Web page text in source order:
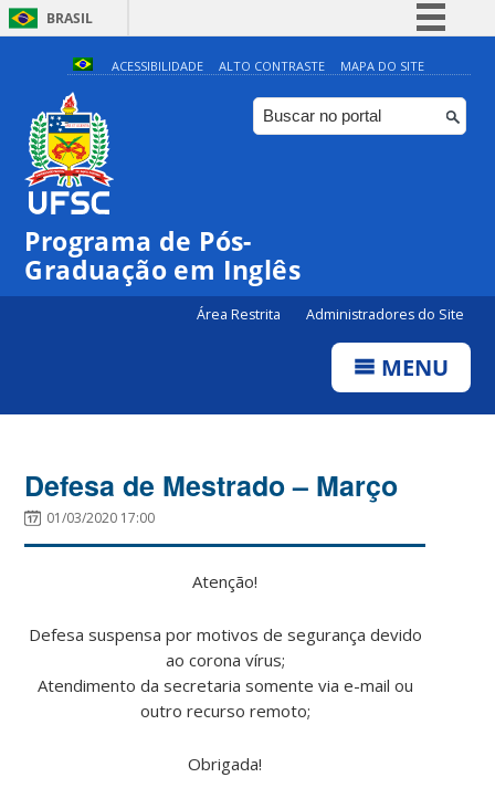
BRASIL
Simplifique!
Comunica BR
Participe
ACESSIBILIDADE ALTO CONTRASTE MAPA DO SITE
Programa de Pós-
Graduação em Inglês
Área Restrita Administradores do Site
MENU
Defesa de Mestrado – Março
01/03/2020 17:00
Atenção!
Defesa suspensa por motivos de segurança devido
ao corona vírus;
Atendimento da secretaria somente via e-mail ou
outro recurso remoto;
Obrigada!